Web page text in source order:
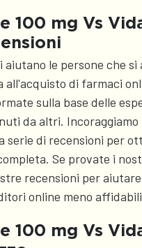
100 mg Vs
aiutano le persone che
all'acquisto di farmaci
sulla base delle
da altri. Incoraggiamo
serie di recensioni per
Se provate i
recensioni per
online meno
100 mg Vs